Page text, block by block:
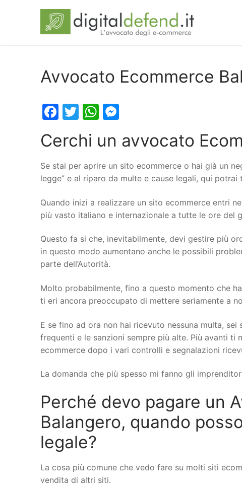
Avvocato Ecommerce
Facebook
TwitterWhatsApp
Cerchi un avvocato
Se stai per aprire un sito ecommerce o hai già un
legge” e al riparo da multe e cause legali, qui
Quando inizi a realizzare un sito ecommerce entri
più vasto italiano e internazionale a tutte le ore del
Questo fa si che, inevitabilmente, devi gestire più
in questo modo aumentano anche le possibili
parte dell’Autorità.
Molto probabilmente, fino a questo momento che
ti eri ancora preoccupato di mettere seriamente a
E se fino ad ora non hai ricevuto nessuna multa,
frequenti e le sanzioni sempre più alte. Più avanti
ecommerce dopo i vari controlli e segnalazioni
La domanda che più spesso mi fanno gli
Perché devo pagare un
Balangero, quando
legale?
La cosa più comune che vedo fare su molti siti
vendita di altri siti.